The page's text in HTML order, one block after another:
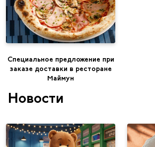
Специальное предложение при
заказе доставки в ресторане
Маймун
Новости